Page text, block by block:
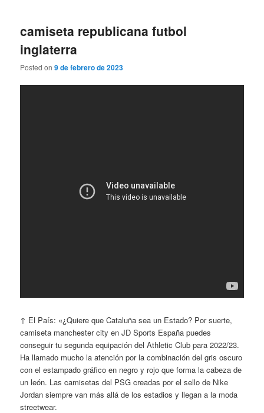
camiseta republicana futbol
inglaterra
Posted on9 de febrero de 2023
↑ El País: «¿Quiere que Cataluña sea un Estado? Por suerte,
camiseta manchester city en JD Sports España puedes
conseguir tu segunda equipación del Athletic Club para 2022/23.
Ha llamado mucho la atención por la combinación del gris oscuro
con el estampado gráfico en negro y rojo que forma la cabeza de
un león. Las camisetas del PSG creadas por el sello de Nike
Jordan siempre van más allá de los estadios y llegan a la moda
streetwear.